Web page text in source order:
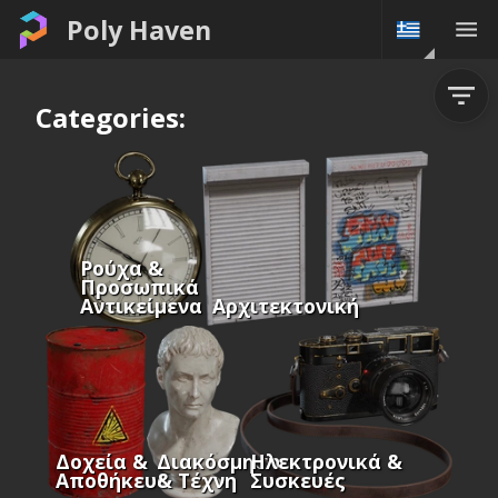
Poly Haven
Categories:
Ρούχα &
Προσωπικά
Αντικείμενα Αρχιτεκτονική
Δοχεία &
Αποθήκευση
Διακόσμηση
& Τέχνη
Ηλεκτρονικά &
Συσκευές